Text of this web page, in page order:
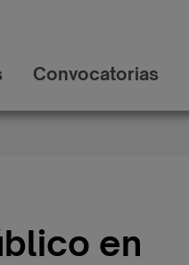
Convocatorias
en